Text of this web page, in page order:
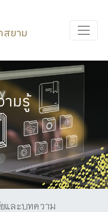
ยาม
มรู้
และบทความ